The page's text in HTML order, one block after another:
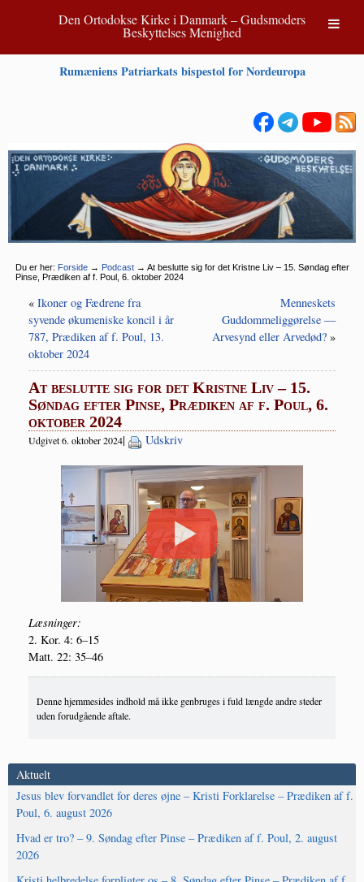
Den Ortodokse Kirke i Danmark – Gudsmoders
Beskyttelses Menighed
Rumæniens Patriarkats bispestol for Nordeuropa
Du er her: Forside → Podcast → At beslutte sig for det Kristne Liv – 15. Søndag efter
Pinse, Prædiken af f. Poul, 6. oktober 2024
« Ikoner og Fædrene fra
syvende økumeniske koncil i år
787, Prædiken af f. Poul, 13.
oktober 2024
Menneskets
Guddommeliggørelse —
Arvesynd eller Arvedød? »
At beslutte sig for det Kristne Liv – 15.
Søndag efter Pinse, Prædiken af f. Poul, 6.
oktober 2024
Udgivet 6. oktober 2024| Udskriv
Læs­nin­ger:
2. Kor. 4: 6–15
Matt. 22: 35–46
Denne hjemmesides indhold må ikke genbruges i fuld længde andre steder
uden forudgående aftale.
Aktuelt
Jesus blev forvandlet for deres øjne – Kristi Forklarelse – Prædiken af f.
Poul, 6. august 2026
Hvad er tro? – 9. Søndag efter Pinse – Prædiken af f. Poul, 2. august
2026